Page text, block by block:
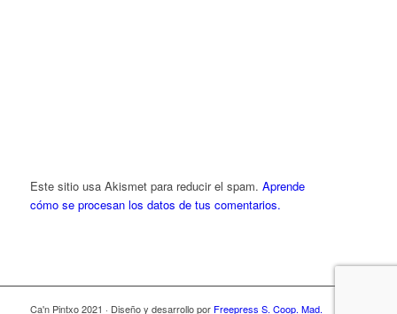
Este sitio usa Akismet para reducir el spam. Aprende
cómo se procesan los datos de tus comentarios.
Ca'n Pintxo 2021 · Diseño y desarrollo por Freepress S. Coop. Mad.